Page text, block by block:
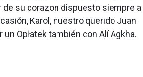
de su corazon dispuesto siempre a
Karol, nuestro querido Juan
un Opłatek también con Alí Agkha.